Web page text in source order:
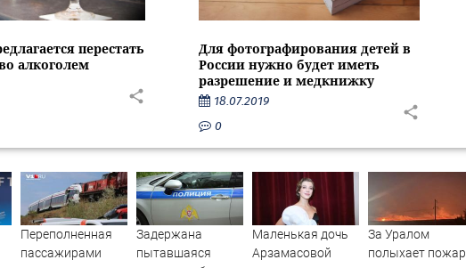
перестать
алкоголем
Для фотографирования детей в
России нужно будет иметь
разрешение и медкнижку
18.07.2019
0
Переполненная
пассажирами
Задержана
пытавшаяся
Маленькая дочь
Арзамасовой
За Уралом
полыхает пожар